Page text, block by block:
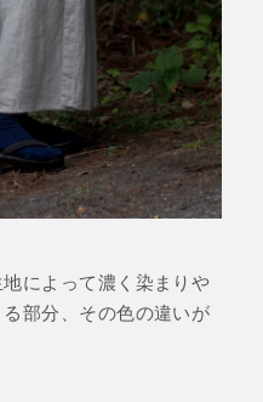
によって濃く染まりや
部分、その色の違いが